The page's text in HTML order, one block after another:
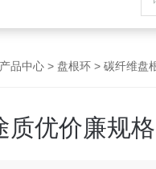
产品中心 > 盘根环 > 碳纤维盘
质优价廉规